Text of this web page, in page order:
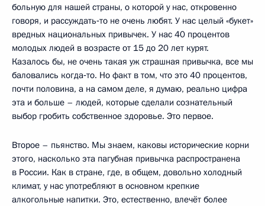
больную для нашей страны, о которой у нас, откровенно
говоря, и рассуждать‑то не очень любят. У нас целый «букет»
вредных национальных привычек. У нас 40 процентов
молодых людей в возрасте от 15 до 20 лет курят.
Казалось бы, не очень такая уж страшная привычка, все мы
баловались когда‑то. Но факт в том, что это 40 процентов,
почти половина, а на самом деле, я думаю, реально цифра
эта и больше – людей, которые сделали сознательный
выбор гробить собственное здоровье. Это первое.
Второе – пьянство. Мы знаем, каковы исторические корни
этого, насколько эта пагубная привычка распространена
в России. Как в стране, где, в общем, довольно холодный
климат, у нас употребляют в основном крепкие
алкогольные напитки. Это, естественно, влечёт более